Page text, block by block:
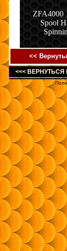
ZFA4000
Spool
<<
<<< ВЕРНУТЬСЯ